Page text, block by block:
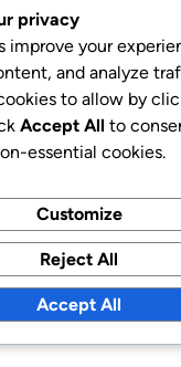
nächsten Artikel
man sie beim
Pubs und beim
ihres Schwungs.
privacy
improve your
and analyze
to allow by
Accept All to
essential cookies.
Customize
Reject All
Accept All